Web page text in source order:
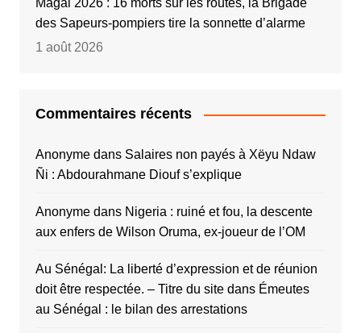
Magal 2026 : 16 morts sur les routes, la Brigade
des Sapeurs-pompiers tire la sonnette d’alarme
1 août 2026
Commentaires récents
Anonymedans Salaires non payés à Xëyu Ndaw
Ñi : Abdourahmane Diouf s’explique
Anonymedans Nigeria : ruiné et fou, la descente
aux enfers de Wilson Oruma, ex-joueur de l’OM
Au Sénégal: La liberté d’expression et de réunion
doit être respectée. – Titre du sitedans Émeutes
au Sénégal : le bilan des arrestations